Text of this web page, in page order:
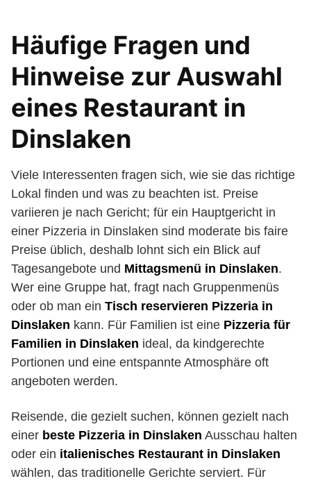
Häufige Fragen und
Hinweise zur Auswahl
eines Restaurant in
Dinslaken
Viele Interessenten fragen sich, wie sie das richtige
Lokal finden und was zu beachten ist. Preise
variieren je nach Gericht; für ein Hauptgericht in
einer Pizzeria in Dinslaken sind moderate bis faire
Preise üblich, deshalb lohnt sich ein Blick auf
Tagesangebote und Mittagsmenü in Dinslaken.
Wer eine Gruppe hat, fragt nach Gruppenmenüs
oder ob man ein Tisch reservieren Pizzeria in
Dinslaken kann. Für Familien ist eine Pizzeria für
Familien in Dinslaken ideal, da kindgerechte
Portionen und eine entspannte Atmosphäre oft
angeboten werden.
Reisende, die gezielt suchen, können gezielt nach
einer beste Pizzeria in Dinslaken Ausschau halten
oder ein italienisches Restaurant in Dinslaken
wählen, das traditionelle Gerichte serviert. Für